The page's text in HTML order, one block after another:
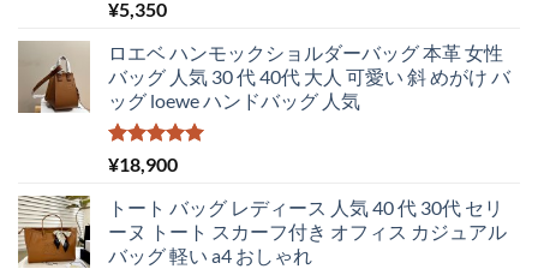
¥5,350
ロエベ ハンモックショルダーバッグ 本革 女性
バッグ 人気 30 代 40代 大人 可愛い 斜 めがけ バ
ッグ loewe ハンドバッグ 人気
5段階中
5.00の評価
¥18,900
トート バッグ レディース 人気 40 代 30代 セリ
ーヌ トート スカーフ付き オフィス カジュアル
バッグ 軽い a4 おしゃれ